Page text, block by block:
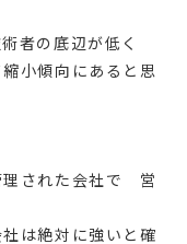
者の底辺が低く
小傾向にあると思
理された会社で 営
は絶対に強いと確